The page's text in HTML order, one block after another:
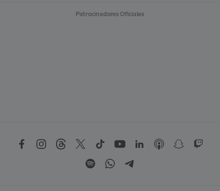
Patrocinadores Oficiales